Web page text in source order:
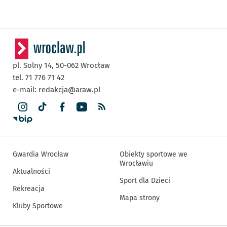
pl. Solny 14, 50-062 Wrocław
tel. 71 776 71 42
e-mail: redakcja@araw.pl
Gwardia Wrocław
Aktualności
Rekreacja
Kluby Sportowe
Obiekty sportowe we
Wrocławiu
Sport dla Dzieci
Mapa strony